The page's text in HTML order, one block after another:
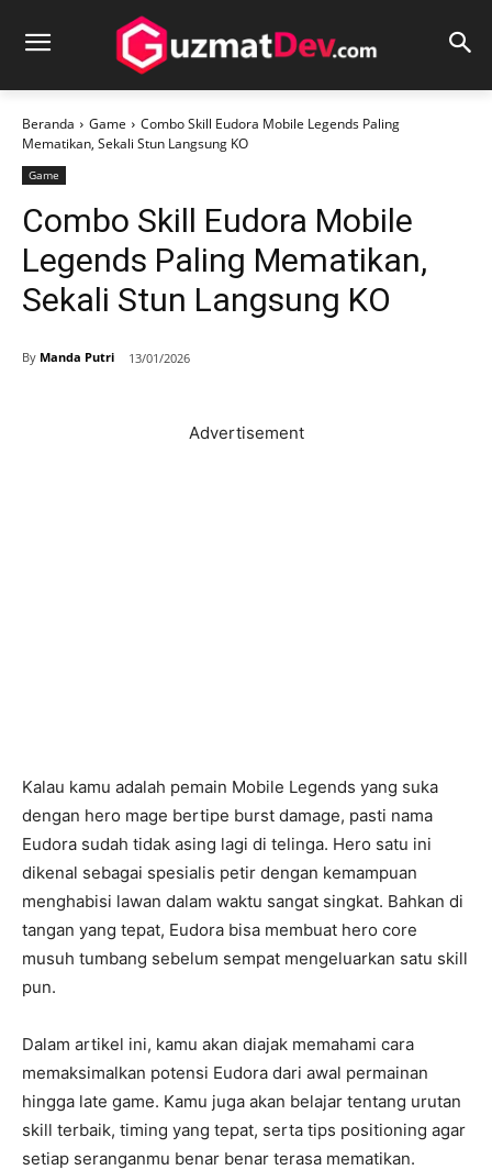
Beranda Game
Combo Skill Eudora Mobile Legends Paling
Mematikan, Sekali Stun Langsung KO
Game
Combo Skill Eudora Mobile
Legends Paling Mematikan,
Sekali Stun Langsung KO
By Manda Putri 13/01/2026
Advertisement
Kalau kamu adalah pemain Mobile Legends yang suka
dengan hero mage bertipe burst damage, pasti nama
Eudora sudah tidak asing lagi di telinga. Hero satu ini
dikenal sebagai spesialis petir dengan kemampuan
menghabisi lawan dalam waktu sangat singkat. Bahkan di
tangan yang tepat, Eudora bisa membuat hero core
musuh tumbang sebelum sempat mengeluarkan satu skill
pun.
Dalam artikel ini, kamu akan diajak memahami cara
memaksimalkan potensi Eudora dari awal permainan
hingga late game. Kamu juga akan belajar tentang urutan
skill terbaik, timing yang tepat, serta tips positioning agar
setiap seranganmu benar benar terasa mematikan.